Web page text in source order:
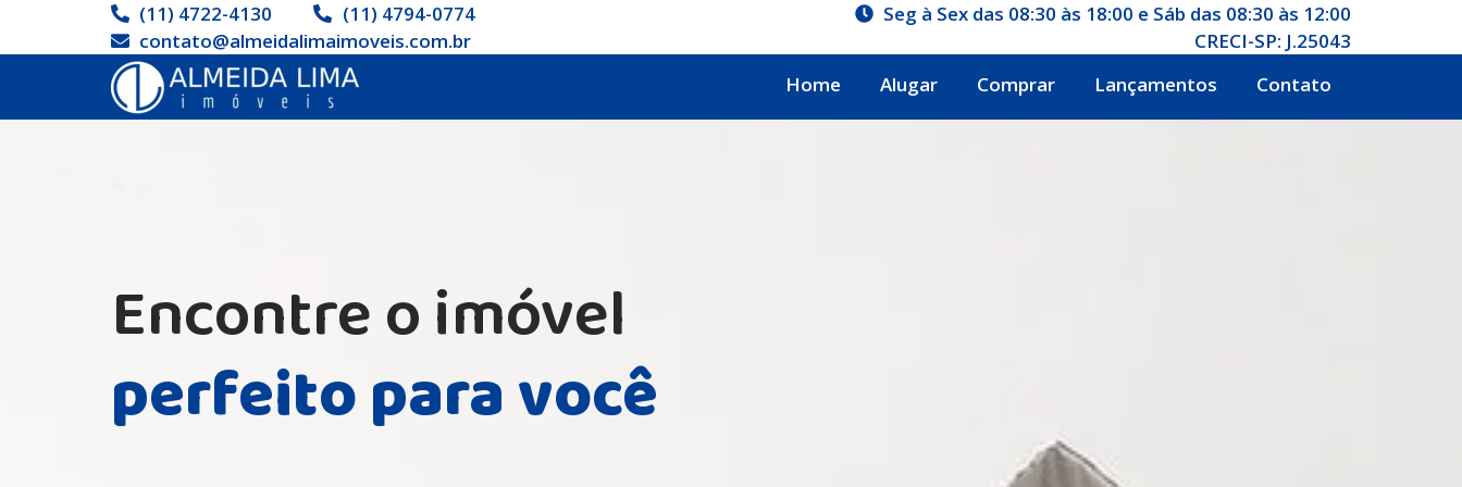
(11) 4722-4130
(11) 4794-0774
contato@almeidalimaimoveis.com.br
Seg à Sex das 08:30 às 18:00 e Sáb das 08:30 às 12:00
CRECI-SP: J.25043
Home
Alugar Comprar Lançamentos Contato
Encontre o imóvel
perfeito para você